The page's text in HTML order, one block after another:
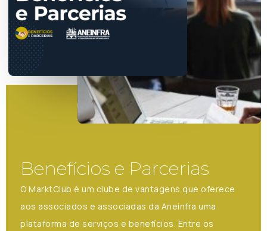
Benefícios e Parcerias
O MarktClub é um clube de vantagens que oferece
aos associados e associadas da Aneinfra uma
plataforma de serviços e benefícios. Entre os